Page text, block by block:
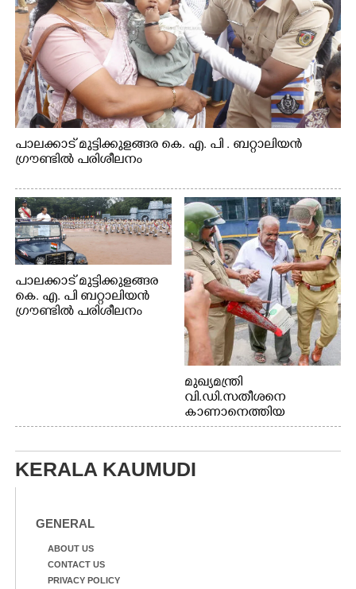
പാലക്കാട് മുട്ടിക്കുളങ്ങര കെ. എ. പി . ബറ്റാലിയൻ
ഗ്രൗണ്ടിൽ പരിശീലനം
പാലക്കാട് മുട്ടിക്കുളങ്ങര
കെ. എ. പി ബറ്റാലിയൻ
ഗ്രൗണ്ടിൽ പരിശീലനം
മുഖ്യമന്ത്രി
വി.ഡി.സതീശനെ
കാണാനെത്തിയ
മോഹനൻ നായർ
KERALA KAUMUDI
GENERAL
ABOUT US
CONTACT US
PRIVACY POLICY